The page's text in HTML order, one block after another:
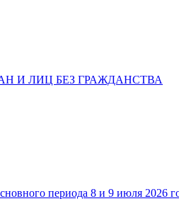
И ЛИЦ БЕЗ ГРАЖДАНСТВА
периода 8 и 9 июля 2026